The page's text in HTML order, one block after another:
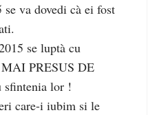
va dovedi cà ei fost
se luptà cu
PRESUS DE
sfintenia lor !
care-i iubim si le